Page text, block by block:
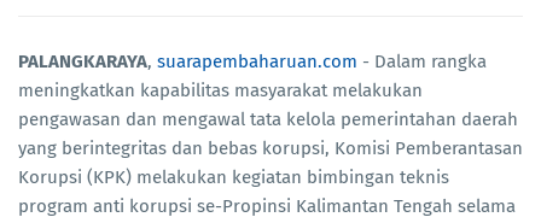
PALANGKARAYA, suarapembaharuan.com - Dalam rangka
meningkatkan kapabilitas masyarakat melakukan
pengawasan dan mengawal tata kelola pemerintahan daerah
yang berintegritas dan bebas korupsi, Komisi Pemberantasan
Korupsi (KPK) melakukan kegiatan bimbingan teknis
program anti korupsi se-Propinsi Kalimantan Tengah selama